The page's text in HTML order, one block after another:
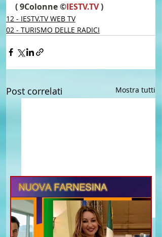
( 9Colonne ©IESTV.TV )
12 - IESTV.TV WEB TV
02 - TURISMO DELLE RADICI
Post correlati Mostra tutti